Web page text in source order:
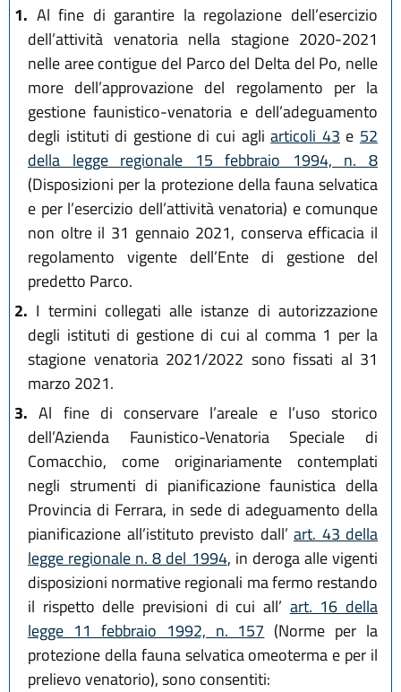
1. Al fine di garantire la regolazione dell’esercizio
dell’attività venatoria nella stagione 2020-2021
nelle aree contigue del Parco del Delta del Po, nelle
more dell’approvazione del regolamento per la
gestione faunistico-venatoria e dell’adeguamento
degli istituti di gestione di cui agliarticoli 43 e 52
della legge regionale 15 febbraio 1994, n. 8
(Disposizioni per la protezione della fauna selvatica
e per l’esercizio dell’attività venatoria) e comunque
non oltre il 31 gennaio 2021, conserva efficacia il
regolamento vigente dell’Ente di gestione del
predetto Parco.
2. I termini collegati alle istanze di autorizzazione
degli istituti di gestione di cui al comma 1 per la
stagione venatoria 2021/2022 sono fissati al 31
marzo 2021.
3. Al fine di conservare l’areale e l’uso storico
dell’Azienda Faunistico-Venatoria Speciale di
Comacchio, come originariamente contemplati
negli strumenti di pianificazione faunistica della
Provincia di Ferrara, in sede di adeguamento della
pianificazione all’istituto previsto dall’ art. 43 della
legge regionale n. 8 del 1994, in deroga alle vigenti
disposizioni normative regionali ma fermo restando
il rispetto delle previsioni di cui all’ art. 16 della
legge 11 febbraio 1992, n. 157 (Norme per la
protezione della fauna selvatica omeoterma e per il
prelievo venatorio), sono consentiti: